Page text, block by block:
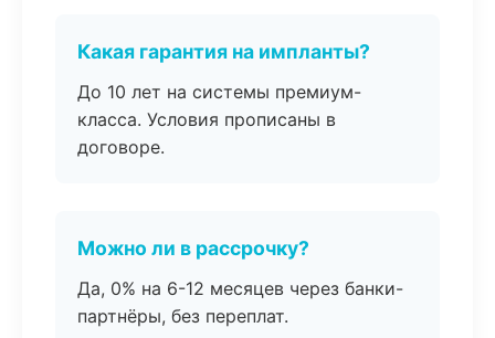
Какая гарантия на импланты?
До 10 лет на системы премиум-
класса. Условия прописаны в
договоре.
Можно ли в рассрочку?
Да, 0% на 6-12 месяцев через банки-
партнёры, без переплат.